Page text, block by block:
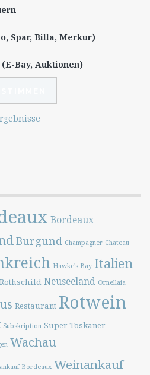
Spar, Billa, Merkur)
Bay, Auktionen)
Bordeaux
Burgund Champagner Chateau
Hawke's Bay Italien
Neuseeland Ornellaia
Restaurant Rotwein
Subskription Super Toskaner
Wachau
Bordeaux Weinankauf